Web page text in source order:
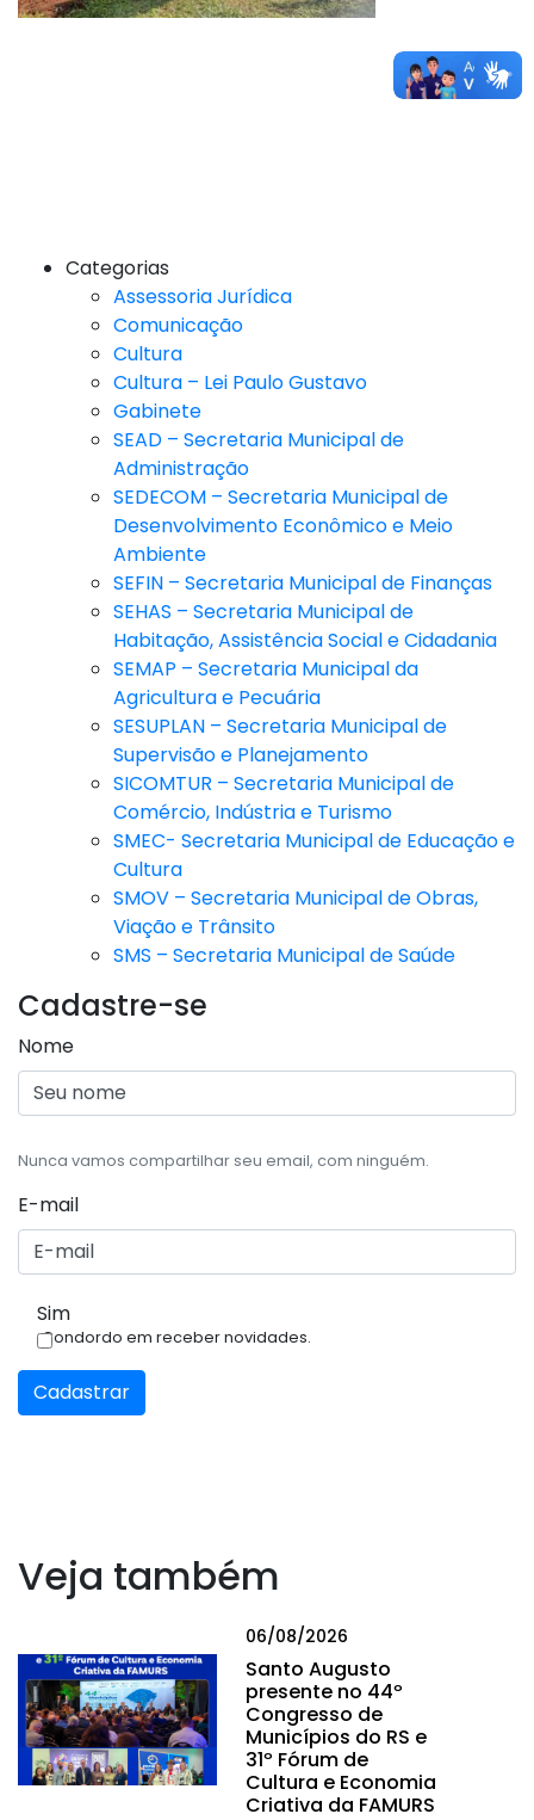
Categorias
Assessoria Jurídica
Comunicação
Cultura
Cultura – Lei Paulo Gustavo
Gabinete
SEAD – Secretaria Municipal de
Administração
SEDECOM – Secretaria Municipal de
Desenvolvimento Econômico e Meio
Ambiente
SEFIN – Secretaria Municipal de Finanças
SEHAS – Secretaria Municipal de
Habitação, Assistência Social e Cidadania
SEMAP – Secretaria Municipal da
Agricultura e Pecuária
SESUPLAN – Secretaria Municipal de
Supervisão e Planejamento
SICOMTUR – Secretaria Municipal de
Comércio, Indústria e Turismo
SMEC- Secretaria Municipal de Educação e
Cultura
SMOV – Secretaria Municipal de Obras,
Viação e Trânsito
SMS – Secretaria Municipal de Saúde
Cadastre-se
Nome
Nunca vamos compartilhar seu email, com ninguém.
E-mail
Sim
Condordo em receber novidades.
Cadastrar
Veja também
06/08/2026
Santo Augusto
presente no 44º
Congresso de
Municípios do RS e
31º Fórum de
Cultura e Economia
Criativa da FAMURS